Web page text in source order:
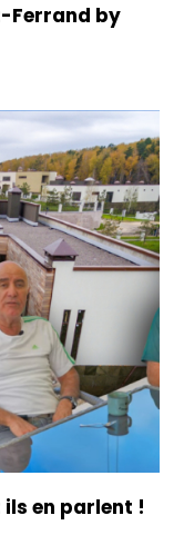
Ferrand by
en parlent !